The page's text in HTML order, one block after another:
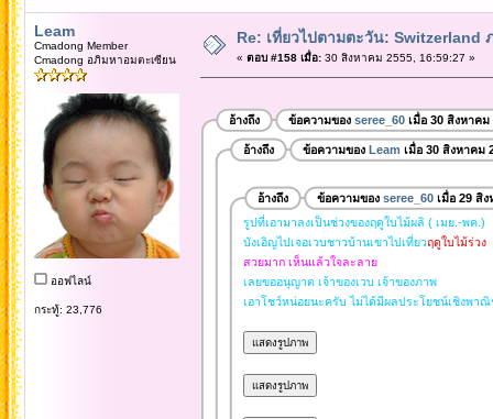
Leam
Cmadong Member
Cmadong อภิมหาอมตะเซียน
ออฟไลน์
กระทู้: 23,776
Re: เที่ยวไปตามตะวัน: Switzerland
« ตอบ #158 เมื่อ:30 สิงหาคม 2555, 16:59:27 »
อ้างถึง ข้อความของ seree_60เมื่อ 30 สิงหาคม
อ้างถึง ข้อความของ Leam เมื่อ 30 สิงหาคม
อ้างถึง ข้อความของ seree_60เมื่อ 29 สิง
รูปที่เอามาลงเป็นช่วงของฤดูใบไม้ผลิ ( เมย.-พค.)
บังเอิญไปเจอเวบชาวบ้านเขาไปเที่ยวฤดูใบไม้ร่วง
สวยมาก เห็นแล้วใจละลาย
เลยขออนุญาต เจ้าของเวบ เจ้าของภาพ
เอาโชว์หน่อยนะครับ ไม่ได้มีผลประโยชน์เชิงพา